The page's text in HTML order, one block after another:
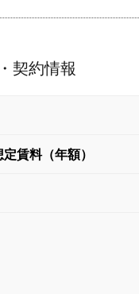
契約情報
定賃料（年額）